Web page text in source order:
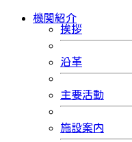
機関紹介
挨拶
沿革
主要活動
施設案内